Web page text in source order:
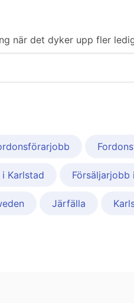
när det dyker upp fler
Karlstad Försäljarjobb
Järfälla